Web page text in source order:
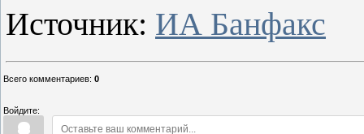
Источник: ИА Банфакс
Всего комментариев: 0
Войдите: